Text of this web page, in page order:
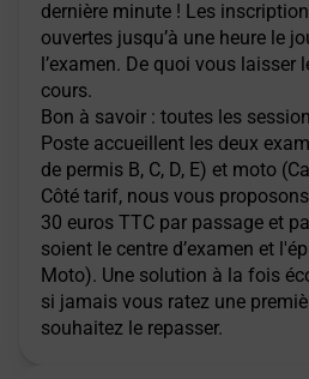
dernière minute ! Les
ouvertes jusqu’à une heure le
l’examen. De quoi vous laisser
cours.
Bon à savoir : toutes les
Poste accueillent les deux
de permis B, C, D, E) et moto
Côté tarif, nous vous
30 euros TTC par passage et
soient le centre d’examen et
Moto). Une solution à la fois
si jamais vous ratez une
souhaitez le repasser.